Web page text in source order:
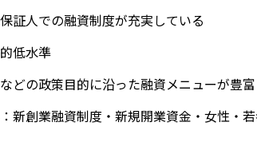
証人での融資制度が充実している
低水準
どの政策目的に沿った融資メニューが豊富
新創業融資制度・新規開業資金・女性・